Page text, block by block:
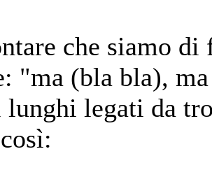
che siamo
"ma (bla bla),
lunghi legati da